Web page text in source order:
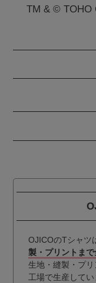
TM & © TOHO
OJICOのTシャツ
製・プリントま
生地・縫製・プ
工場で生産してい